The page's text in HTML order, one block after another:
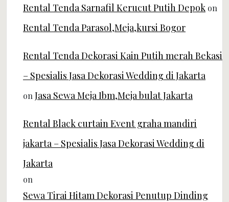
Rental Tenda Sarnafil Kerucut Putih Depok on
Rental Tenda Parasol,Meja,kursi Bogor
Rental Tenda Dekorasi Kain Putih merah Bekasi
– Spesialis Jasa Dekorasi Wedding di Jakarta
on Jasa Sewa Meja Ibm,Meja bulat Jakarta
Rental Black curtain Event graha mandiri
jakarta – Spesialis Jasa Dekorasi Wedding di
Jakarta
on
Sewa Tirai Hitam Dekorasi Penutup Dinding